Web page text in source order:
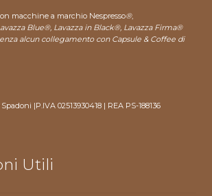
macchine a marchio Nespresso®,
Blue®, Lavazza in Black®, Lavazza Firma®
alcun collegamento con Capsule & Coffee di
|P.IVA 02513930418 | REA PS-188136
Utili